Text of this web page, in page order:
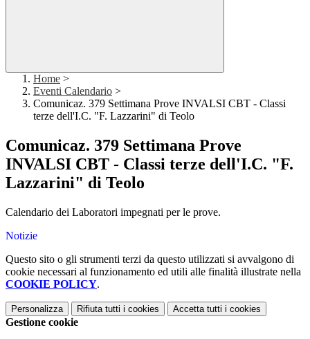
Home >
Eventi Calendario >
Comunicaz. 379 Settimana Prove INVALSI CBT - Classi
terze dell'I.C. "F. Lazzarini" di Teolo
Comunicaz. 379 Settimana Prove
INVALSI CBT - Classi terze dell'I.C. "F.
Lazzarini" di Teolo
Calendario dei Laboratori impegnati per le prove.
Notizie
Questo sito o gli strumenti terzi da questo utilizzati si avvalgono di
cookie necessari al funzionamento ed utili alle finalità illustrate nella
COOKIE POLICY.
Personalizza Rifiuta tutti i cookies Accetta tutti i cookies
Gestione cookie